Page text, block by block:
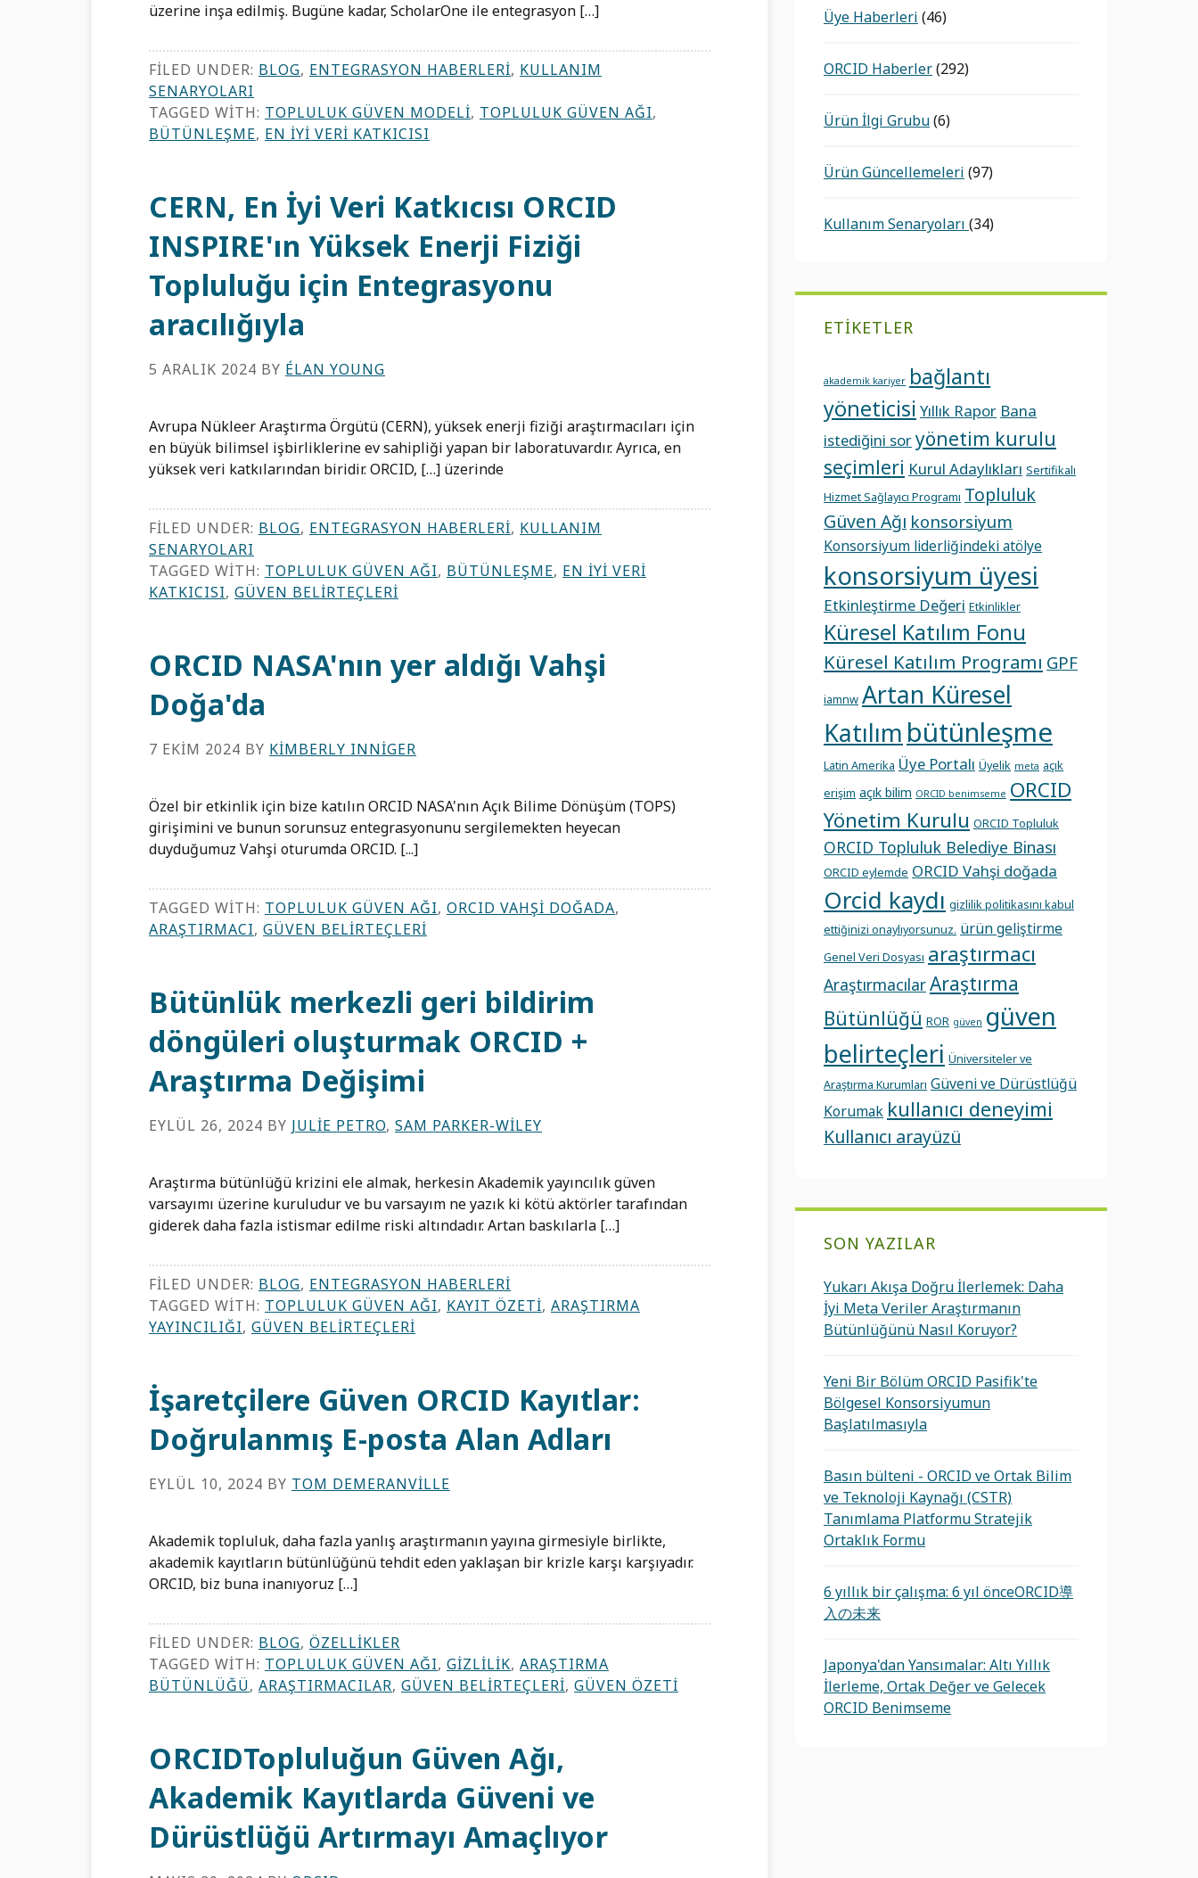
üzerine inşa edilmiş. Bugüne kadar, ScholarOne ile entegrasyon […]
FILED UNDER: BLOG, ENTEGRASYON HABERLERI, KULLANIM
SENARYOLARI
TAGGED WITH: TOPLULUK GÜVEN MODELI, TOPLULUK GÜVEN AĞI,
BÜTÜNLEŞME, EN İYI VERI KATKICISI
CERN, En İyi Veri Katkıcısı ORCID
INSPIRE'ın Yüksek Enerji Fiziği
Topluluğu için Entegrasyonu
aracılığıyla
5 ARALIK 2024 BY ÉLAN YOUNG
Avrupa Nükleer Araştırma Örgütü (CERN), yüksek enerji fiziği araştırmacıları için
en büyük bilimsel işbirliklerine ev sahipliği yapan bir laboratuvardır. Ayrıca, en
yüksek veri katkılarından biridir. ORCID, […] üzerinde
FILED UNDER: BLOG, ENTEGRASYON HABERLERI, KULLANIM
SENARYOLARI
TAGGED WITH: TOPLULUK GÜVEN AĞI, BÜTÜNLEŞME, EN İYI VERI
KATKICISI, GÜVEN BELIRTEÇLERI
ORCID NASA'nın yer aldığı Vahşi
Doğa'da
7 EKIM 2024 BY KIMBERLY INNIGER
Özel bir etkinlik için bize katılın ORCID NASA'nın Açık Bilime Dönüşüm (TOPS)
girişimini ve bunun sorunsuz entegrasyonunu sergilemekten heyecan
duyduğumuz Vahşi oturumda ORCID. [...]
TAGGED WITH: TOPLULUK GÜVEN AĞI, ORCID VAHŞI DOĞADA,
ARAŞTIRMACI, GÜVEN BELIRTEÇLERI
Bütünlük merkezli geri bildirim
döngüleri oluşturmak ORCID +
Araştırma Değişimi
EYLÜL 26, 2024 BY JULIE PETRO, SAM PARKER-WILEY
Araştırma bütünlüğü krizini ele almak, herkesin Akademik yayıncılık güven
varsayımı üzerine kuruludur ve bu varsayım ne yazık ki kötü aktörler tarafından
giderek daha fazla istismar edilme riski altındadır. Artan baskılarla […]
FILED UNDER: BLOG, ENTEGRASYON HABERLERI
TAGGED WITH: TOPLULUK GÜVEN AĞI, KAYIT ÖZETI, ARAŞTIRMA
YAYINCILIĞI, GÜVEN BELIRTEÇLERI
İşaretçilere Güven ORCID Kayıtlar:
Doğrulanmış E-posta Alan Adları
EYLÜL 10, 2024 BY TOM DEMERANVILLE
Akademik topluluk, daha fazla yanlış araştırmanın yayına girmesiyle birlikte,
akademik kayıtların bütünlüğünü tehdit eden yaklaşan bir krizle karşı karşıyadır.
ORCID, biz buna inanıyoruz […]
FILED UNDER: BLOG, ÖZELLIKLER
TAGGED WITH: TOPLULUK GÜVEN AĞI, GIZLILIK, ARAŞTIRMA
BÜTÜNLÜĞÜ, ARAŞTIRMACILAR, GÜVEN BELIRTEÇLERI, GÜVEN ÖZETI
ORCIDTopluluğun Güven Ağı,
Akademik Kayıtlarda Güveni ve
Dürüstlüğü Artırmayı Amaçlıyor
Üye Haberleri (46)
ORCID Haberler(292)
Ürün İlgi Grubu(6)
Ürün Güncellemeleri (97)
Kullanım Senaryoları (34)
ETIKETLER
akademik kariyer bağlantı
yöneticisi Yıllık Rapor Bana
istediğini soryönetim kurulu
seçimleri Kurul Adaylıkları Sertifikalı
Hizmet Sağlayıcı Programı Topluluk
Güven Ağı konsorsiyum
Konsorsiyum liderliğindeki atölye
konsorsiyum üyesi
Etkinleştirme Değeri Etkinlikler
Küresel Katılım Fonu
Küresel Katılım Programı GPF
iamnw Artan Küresel
Katılım bütünleşme
Latin Amerika Üye Portalı Üyelik meta açık
erişim açık bilim ORCID benimseme ORCID
Yönetim Kurulu ORCID Topluluk
ORCID Topluluk Belediye Binası
ORCID eylemde ORCID Vahşi doğada
Orcid kaydı gizlilik politikasını kabul
ettiğinizi onaylıyorsunuz. ürün geliştirme
Genel Veri Dosyası araştırmacı
AraştırmacılarAraştırma
Bütünlüğü ROR güven güven
belirteçleri Üniversiteler ve
Araştırma Kurumları Güveni ve Dürüstlüğü
Korumak kullanıcı deneyimi
Kullanıcı arayüzü
SON YAZILAR
Yukarı Akışa Doğru İlerlemek: Daha
İyi Meta Veriler Araştırmanın
Bütünlüğünü Nasıl Koruyor?
Yeni Bir Bölüm ORCID Pasifik'te
Bölgesel Konsorsiyumun
Başlatılmasıyla
Basın bülteni - ORCID ve Ortak Bilim
ve Teknoloji Kaynağı (CSTR)
Tanımlama Platformu Stratejik
Ortaklık Formu
6 yıllık bir çalışma: 6 yıl önceORCID導
入の未来
Japonya'dan Yansımalar: Altı Yıllık
İlerleme, Ortak Değer ve Gelecek
ORCID Benimseme